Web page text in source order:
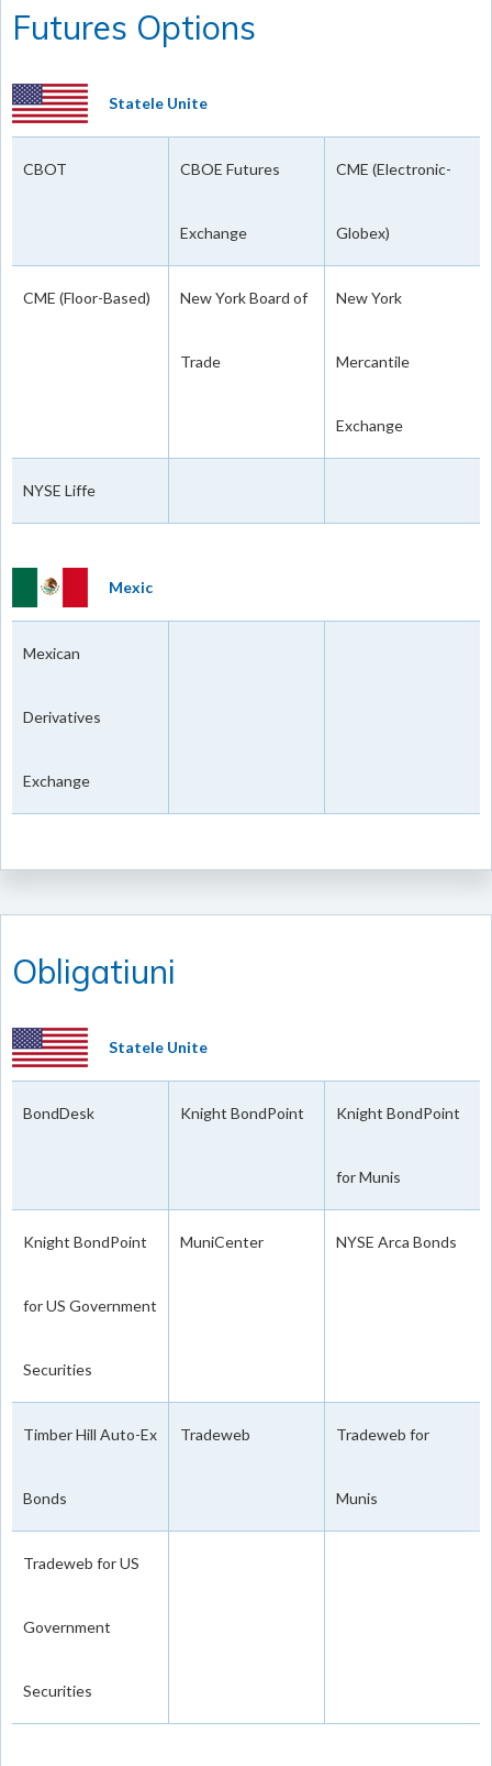
Futures Options
Statele Unite
CBOT CBOE Futures
Exchange
CME (Electronic-
Globex)
CME (Floor-Based) New York Board of
Trade
New York
Mercantile
Exchange
NYSE Liffe
Mexic
Mexican
Derivatives
Exchange
Obligatiuni
Statele Unite
BondDesk Knight BondPoint Knight BondPoint
for Munis
Knight BondPoint
for US Government
Securities
MuniCenter NYSE Arca Bonds
Timber Hill Auto-Ex
Bonds
Tradeweb Tradeweb for
Munis
Tradeweb for US
Government
Securities